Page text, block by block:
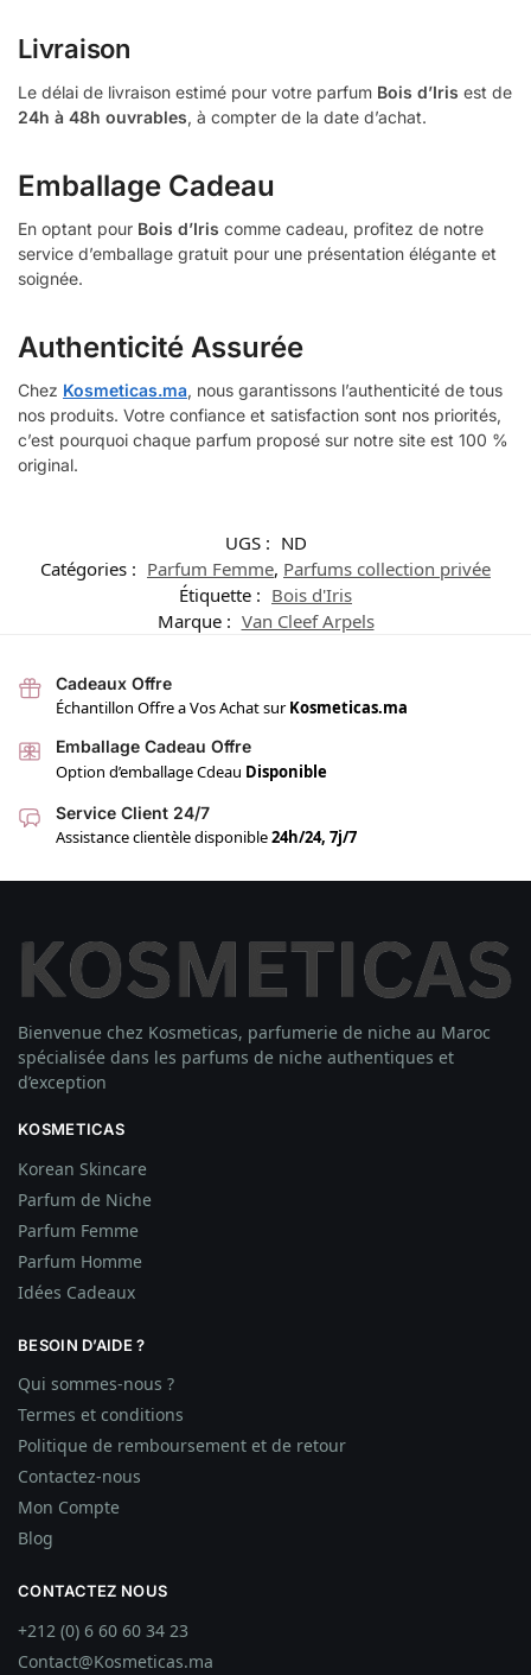
Livraison
Le délai de livraison estimé pour votre parfum Bois d’Iris est de
24h à 48h ouvrables, à compter de la date d’achat.
Emballage Cadeau
En optant pour Bois d’Iris comme cadeau, profitez de notre
service d’emballage gratuit pour une présentation élégante et
soignée.
Authenticité Assurée
Chez Kosmeticas.ma, nous garantissons l’authenticité de tous
nos produits. Votre confiance et satisfaction sont nos priorités,
c’est pourquoi chaque parfum proposé sur notre site est 100 %
original.
UGS : ND
Catégories : Parfum Femme, Parfums collection privée
Étiquette : Bois d'Iris
Marque : Van Cleef Arpels
Cadeaux Offre
Échantillon Offre a Vos Achat surKosmeticas.ma
Emballage Cadeau Offre
Option d’emballage Cdeau Disponible
Service Client 24/7
Assistance clientèle disponible24h/24, 7j/7
Bienvenue chez Kosmeticas, parfumerie de niche au Maroc
spécialisée dans les parfums de niche authentiques et
d’exception
KOSMETICAS
Korean Skincare
Parfum de Niche
Parfum Femme
Parfum Homme
Idées Cadeaux
BESOIN D’AIDE ?
Qui sommes-nous ?
Termes et conditions
Politique de remboursement et de retour
Contactez-nous
Mon Compte
Blog
CONTACTEZ NOUS
+212 (0) 6 60 60 34 23
Contact@Kosmeticas.ma